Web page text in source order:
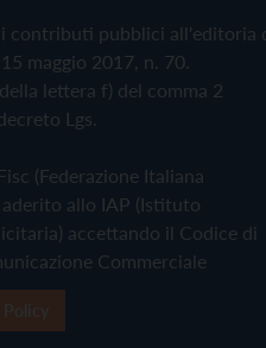
contributi pubblici all'editoria
maggio 2017, n. 70.
lettera f) del comma 2
Lgs.
(Federazione Italiana
allo IAP (Istituto
accettando il Codice di
Commerciale